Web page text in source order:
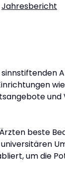
Jahresbericht
beste
um die